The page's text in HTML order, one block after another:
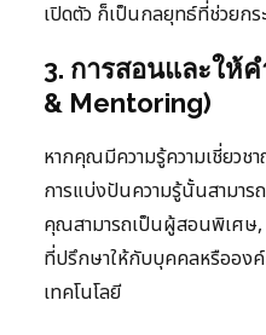
เปิดตัว ก็เป็นกลยุทธ์ที่ช่วยกร
3. การสอนและให้
& Mentoring)
หากคุณมีความรู้ความเชี่ยว
การแบ่งปันความรู้นั้นสามารถ
คุณสามารถเป็นผู้สอนพิเศษ,
ที่ปรึกษาให้กับบุคคลหรืออง
เทคโนโลยี